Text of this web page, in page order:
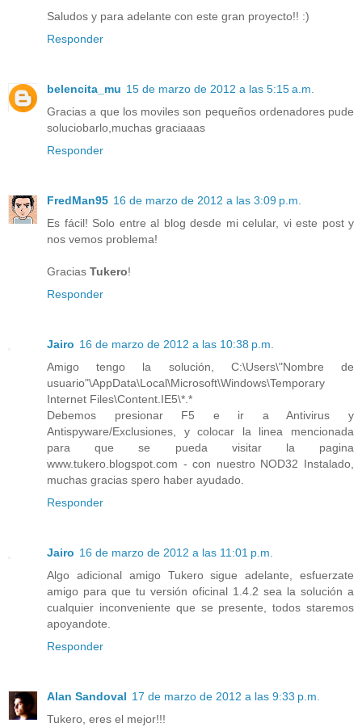
Saludos y para adelante con este gran proyecto!! :)
Responder
belencita_mu 15 de marzo de 2012 a las 5:15 a.m.
Gracias a que los moviles son pequeños ordenadores pude
soluciobarlo,muchas graciaaas
Responder
FredMan95 16 de marzo de 2012 a las 3:09 p.m.
Es fácil! Solo entre al blog desde mi celular, vi este post y
nos vemos problema!
Gracias Tukero!
Responder
Jairo 16 de marzo de 2012 a las 10:38 p.m.
Amigo tengo la solución, C:\Users\"Nombre de
usuario"\AppData\Local\Microsoft\Windows\Temporary
Internet Files\Content.IE5\*.*
Debemos presionar F5 e ir a Antivirus y
Antispyware/Exclusiones, y colocar la linea mencionada
para que se pueda visitar la pagina
www.tukero.blogspot.com - con nuestro NOD32 Instalado,
muchas gracias spero haber ayudado.
Responder
Jairo 16 de marzo de 2012 a las 11:01 p.m.
Algo adicional amigo Tukero sigue adelante, esfuerzate
amigo para que tu versión oficinal 1.4.2 sea la solución a
cualquier inconveniente que se presente, todos staremos
apoyandote.
Responder
Alan Sandoval 17 de marzo de 2012 a las 9:33 p.m.
Tukero, eres el mejor!!!